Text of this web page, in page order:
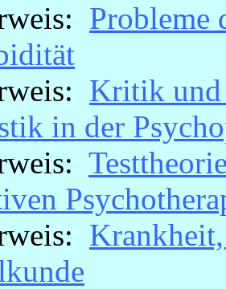
Probleme
Kritik und
in der